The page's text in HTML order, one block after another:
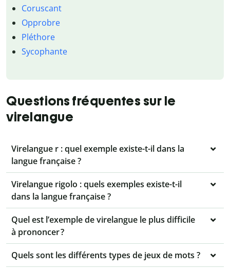
Coruscant
Opprobre
Pléthore
Sycophante
Questions fréquentes sur le
virelangue
Virelangue r : quel exemple existe-t-il dans la
langue française ?
Virelangue rigolo : quels exemples existe-t-il
dans la langue française ?
Quel est l’exemple de virelangue le plus difficile
à prononcer ?
Quels sont les différents types de jeux de mots ?